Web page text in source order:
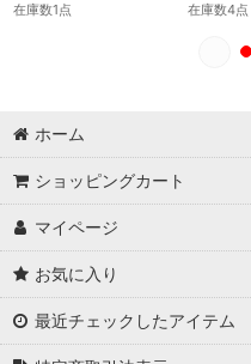
在庫数1点 在庫数4点
ホーム
ショッピングカート
マイページ
お気に入り
最近チェックしたアイテム